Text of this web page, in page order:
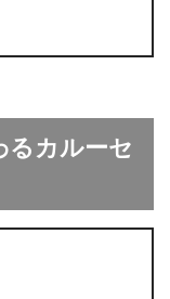
るカルーセ